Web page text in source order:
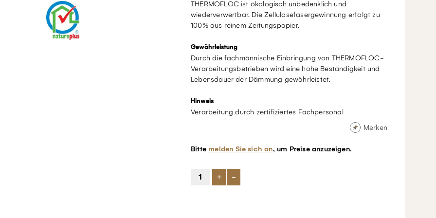
THERMOFLOC ist ökologisch unbedenklich und
wiederverwertbar. Die Zellulosefasergewinnung erfolgt zu
100% aus reinem Zeitungspapier.
Gewährleistung
Durch die fachmännische Einbringung von THERMOFLOC-
Verarbeitungsbetrieben wird eine hohe Beständigkeit und
Lebensdauer der Dämmung gewährleistet.
Hinweis
Verarbeitung durch zertifiziertes Fachpersonal
Merken
Bitte melden Sie sich an, um Preise anzuzeigen.
+ -